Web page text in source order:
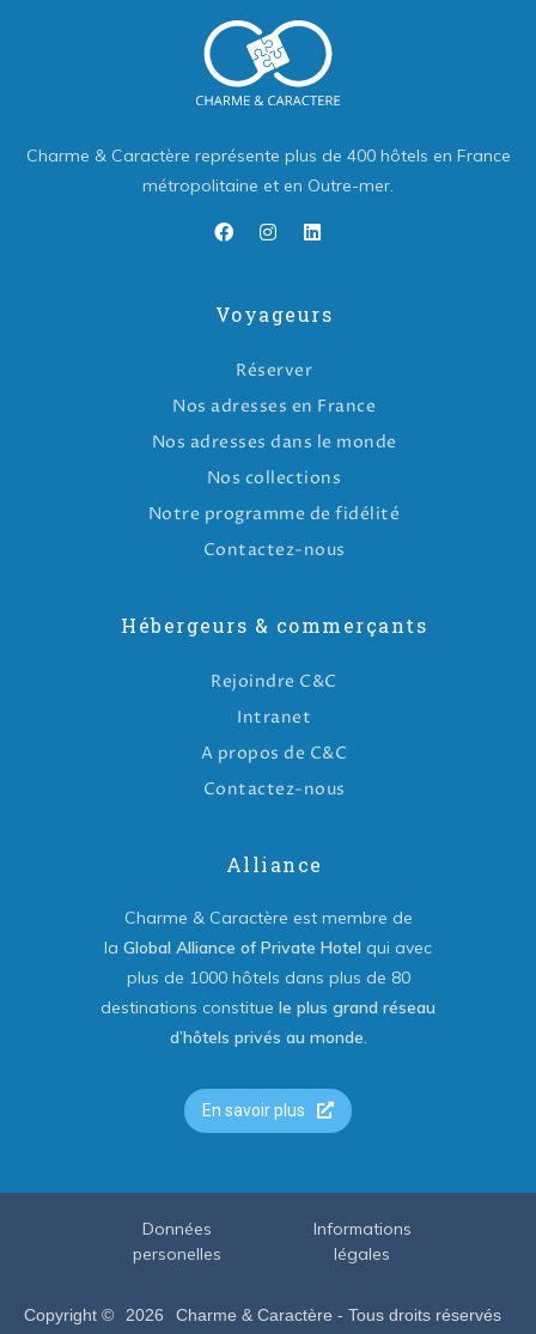
Charme & Caractère représente plus de 400 hôtels en France
métropolitaine et en Outre-mer.
Voyageurs
Réserver
Nos adresses en France
Nos adresses dans le monde
Nos collections
Notre programme de fidélité
Contactez-nous
Hébergeurs & commerçants
Rejoindre C&C
Intranet
A propos de C&C
Contactez-nous
Alliance
Charme & Caractère est membre de
la Global Alliance of Private Hotel qui avec
plus de 1000 hôtels dans plus de 80
destinations constitue le plus grand réseau
d’hôtels privés au monde.
En savoir plus
Copyright © 2026 Charme & Caractère - Tous droits réservés
Données
personelles
Informations
légales